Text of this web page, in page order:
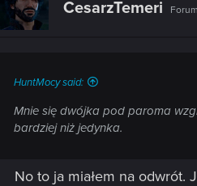
i
o
CesarzTemeri
HuntMocy said:
Mnie się dwójka pod paroma
bardziej niż jedynka.
No to ja miałem na odwrót.